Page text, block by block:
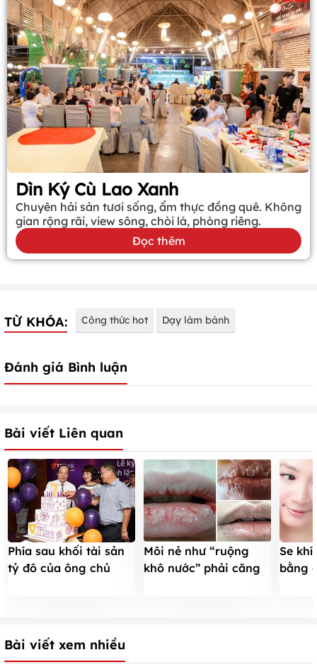
Dìn Ký Cù Lao Xanh
Chuyên hải sản tươi sống, ẩm thực đồng quê. Không
gian rộng rãi, view sông, chòi lá, phòng riêng.
Đọc thêm
TỪ KHÓA: Công thức hot Dạy làm bánh
Đánh giá Bình luận
Bài viết Liên quan
Phía sau khối tài sản
tỷ đô của ông chủ
Môi nẻ như “ruộng
khô nước” phải căng
Se
bằng
Bài viết xem nhiều